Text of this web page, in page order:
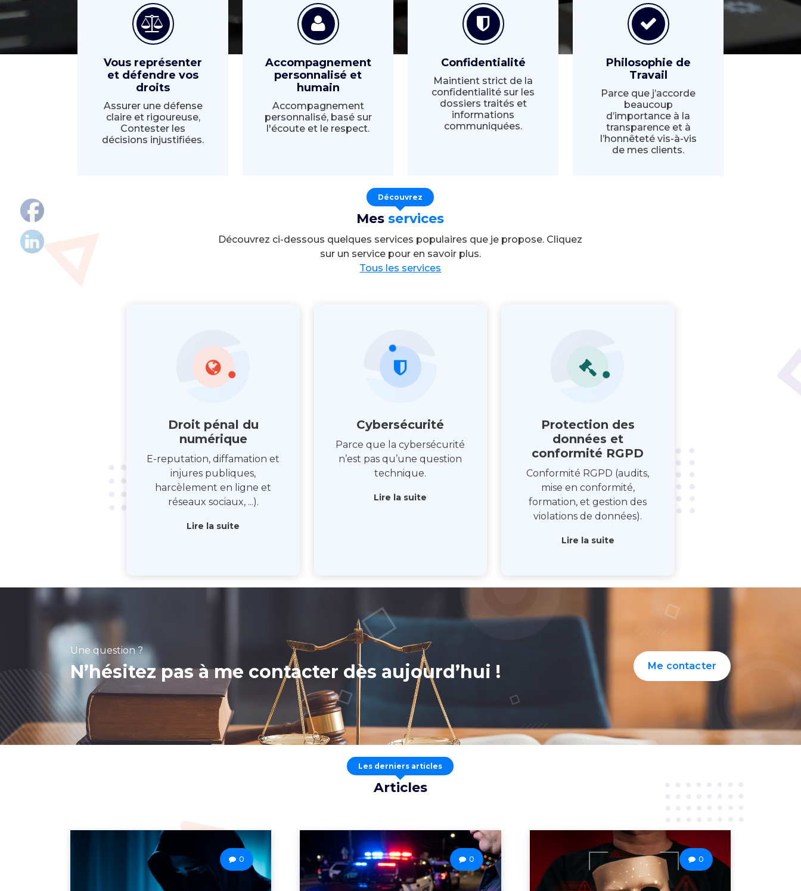
Vous représenter
et défendre vos
droits
Assurer une défense
claire et rigoureuse,
Contester les
décisions injustifiées.
Accompagnement
personnalisé et
humain
Accompagnement
personnalisé, basé sur
l'écoute et le respect.
Confidentialité
Maintient strict de la
confidentialité sur les
dossiers traités et
informations
communiquées.
Philosophie de
Travail
Parce que j’accorde
beaucoup
d’importance à la
transparence et à
l’honnêteté vis-à-vis
de mes clients.
Découvrez
Messervices
Découvrez ci-dessous quelques services populaires que je propose. Cliquez
sur un service pour en savoir plus.
Tous les services
Droit pénal du
numérique
E-reputation, diffamation et
injures publiques,
harcèlement en ligne et
réseaux sociaux, ...).
Lire la suite
Cybersécurité
Parce que la cybersécurité
n’est pas qu’une question
technique.
Lire la suite
Protection des
données et
conformité RGPD
Conformité RGPD (audits,
mise en conformité,
formation, et gestion des
violations de données).
Lire la suite
Une question ?
N’hésitez pas à me contacter dès aujourd’hui ! Me contacter
Les derniers articles
Articles
0 0 0